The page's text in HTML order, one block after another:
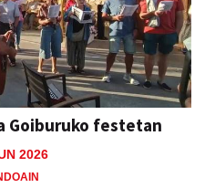
Goiburuko festetan
2026